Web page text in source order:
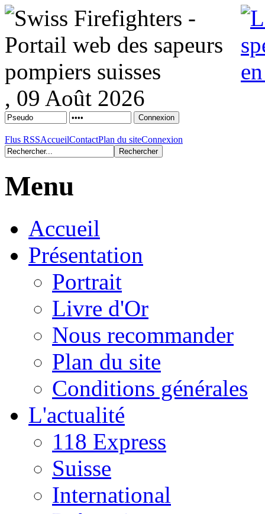
, 09 Août 2026
Flus RSSAccueilContactPlan du siteConnexion
Menu
Accueil
Présentation
Portrait
Livre d'Or
Nous recommander
Plan du site
Conditions générales
L'actualité
118 Express
Suisse
International